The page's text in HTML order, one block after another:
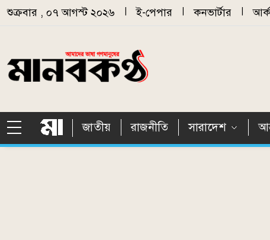
Skip to main content
শুক্রবার , ০৭ আগস্ট ২০২৬ ই-পেপার কনভার্টার
জাতীয় রাজনীতি সারাদেশ